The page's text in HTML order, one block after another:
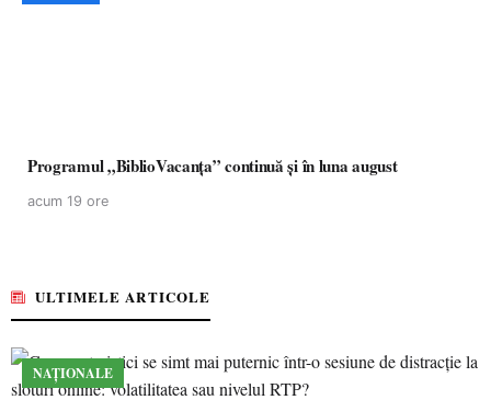
Programul „BiblioVacanța” continuă și în luna august
acum 19 ore
ULTIMELE ARTICOLE
NAȚIONALE